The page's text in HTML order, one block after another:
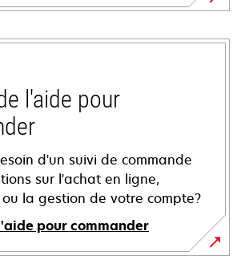
l'aide pour
d'un suivi de commande
sur l'achat en ligne,
la gestion de votre compte?
pour commander